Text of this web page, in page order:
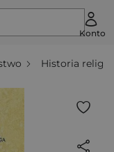
Konto
Historia religii